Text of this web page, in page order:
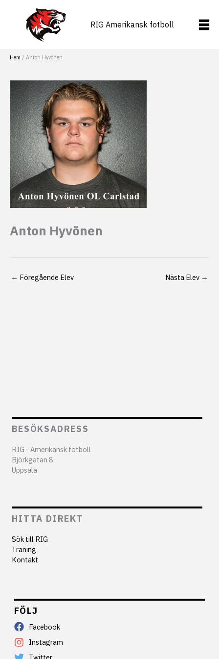
RIG Amerikansk fotboll
Hem Anton Hyvönen
Anton Hyvönen
← Föregående Elev Nästa Elev →
BESÖKSADRESS
RIG - Amerikansk fotboll
Björkgatan 8
Uppsala
HITTA DIREKT
Sök till RIG
Träning
Kontakt
FÖLJ
Facebook
Instagram